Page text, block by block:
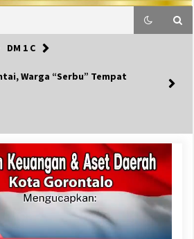
DM 1 C
Warga “Serbu” Tempat